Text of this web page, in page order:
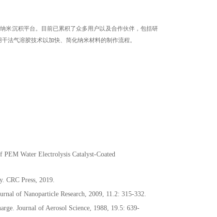
米沉积平台。目前已累积了众多用户以及合作伙伴，包括研
法气溶胶技术以加快、简化纳米材料的制作流程。
Water Electrolysis Catalyst-Coated
CRC Press, 2019.
of Nanoparticle Research, 2009, 11.2: 315-332.
Journal of Aerosol Science, 1988, 19.5: 639-